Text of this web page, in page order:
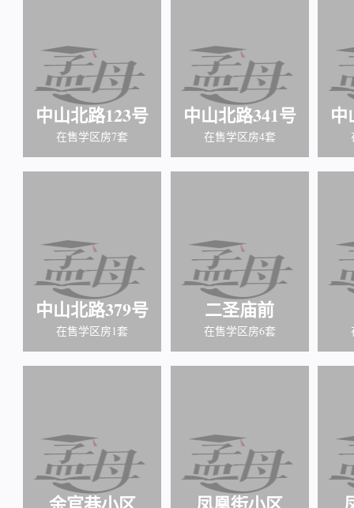
中山北路123号
在售学区房7套
中山北路341号
在售学区房4套
中
中山北路379号
在售学区房1套
二圣庙前
在售学区房6套